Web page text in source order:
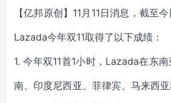
【亿邦原创】11月11日消息，截至
Lazada今年双11取得了以下成绩：
1. 今年双11首1小时，Lazada在东
南、印度尼西亚、菲律宾、马来西